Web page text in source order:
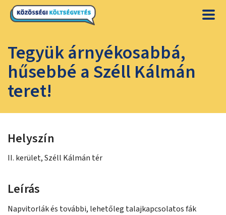
Tegyük árnyékosabbá,
hűsebbé a Széll Kálmán
teret!
Helyszín
II. kerület, Széll Kálmán tér
Leírás
Napvitorlák és további, lehetőleg talajkapcsolatos fák